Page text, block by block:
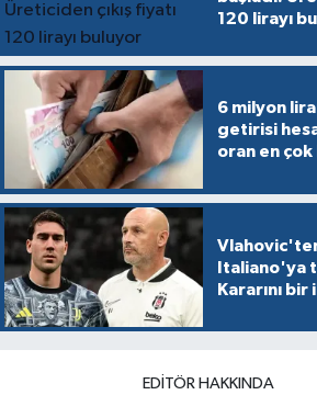
120 lirayı
6 milyon
getirisi
oran en çok
Italiano'ya
Kararını
EDITÖR HAKKINDA